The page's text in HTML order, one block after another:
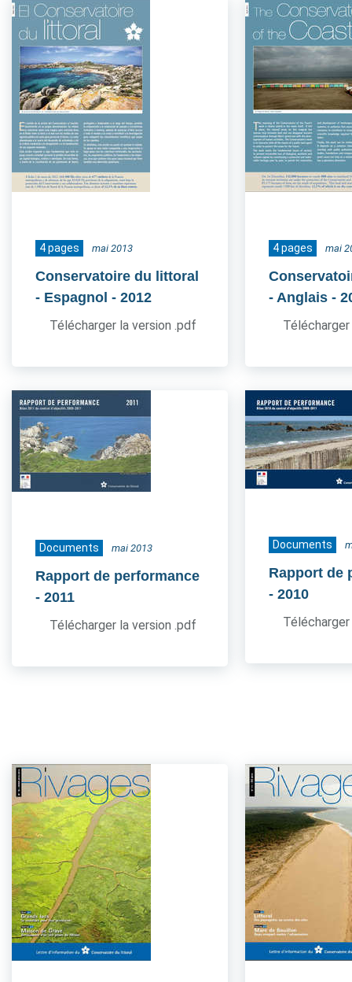
4 pages mai 2013
Conservatoire du littoral
- Espagnol - 2012
Télécharger la version .pdf
4 pages mai
- Anglais -
Documents mai 2013
Rapport de performance
- 2011
Télécharger la version .pdf
Documents
Rapport de
- 2010